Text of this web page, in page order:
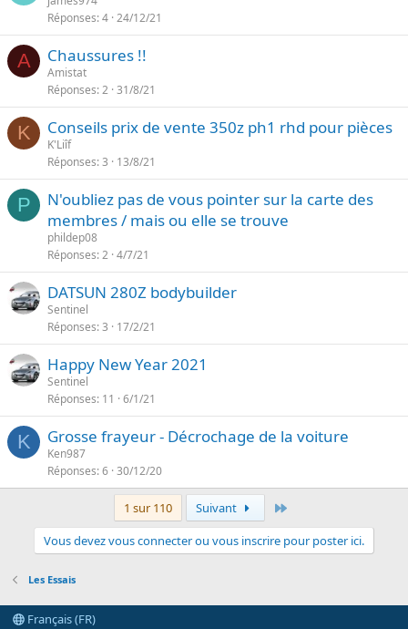
Réponses 4 24/12/21
A Chaussures !!
Amistat
Réponses 2 31/8/21
K Conseils prix de vente 350z ph1 rhd pour pièces
K'Liîf
Réponses 3 13/8/21
P
N'oubliez pas de vous pointer sur la carte des
membres / mais ou elle se trouve
phildep08
Réponses 2 4/7/21
DATSUN 280Z bodybuilder
Sentinel
Réponses 3 17/2/21
Happy New Year 2021
Sentinel
Réponses 11 6/1/21
K Grosse frayeur - Décrochage de la voiture
Ken987
Réponses 6 30/12/20
1 sur 110 Suivant
Vous devez vous connecter ou vous inscrire pour poster ici.
Les Essais
Français (FR)